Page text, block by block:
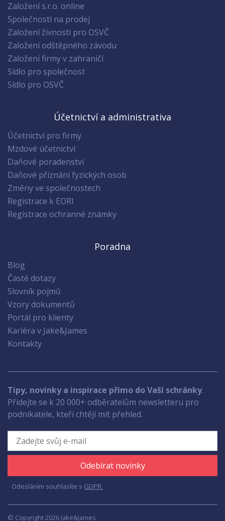
Založení s.r.o. online
Společnosti na prodej
Založení živnosti pro OSVČ
Založení odštěpného závodu
Založení firmy v zahraničí
Sídlo pro společnost
Sídlo pro OSVČ
Účetnictví a administrativa
Účetnictví pro firmy
Mzdové účetnictví
Daňové poradenství
Daňové přiznání fyzických osob
Změny ve společnostech
Registrace k EORI
Registrace ochranné známky
Poradna
Blog
Časté dotazy
Slovník pojmů
Vzory dokumentů
Portál pro klienty
Kariéra v Jake&James
Kontakty
Tipy, novinky a inspirace přímo do Vaší schránky.
Přidejte se k 20 000+ odběratelům newsletteru pro
podnikatele, kteří chtějí mít přehled.
Odebírat novinky
Odesláním souhlasíte s GDPR.
© Copyright 2026 Jake&James